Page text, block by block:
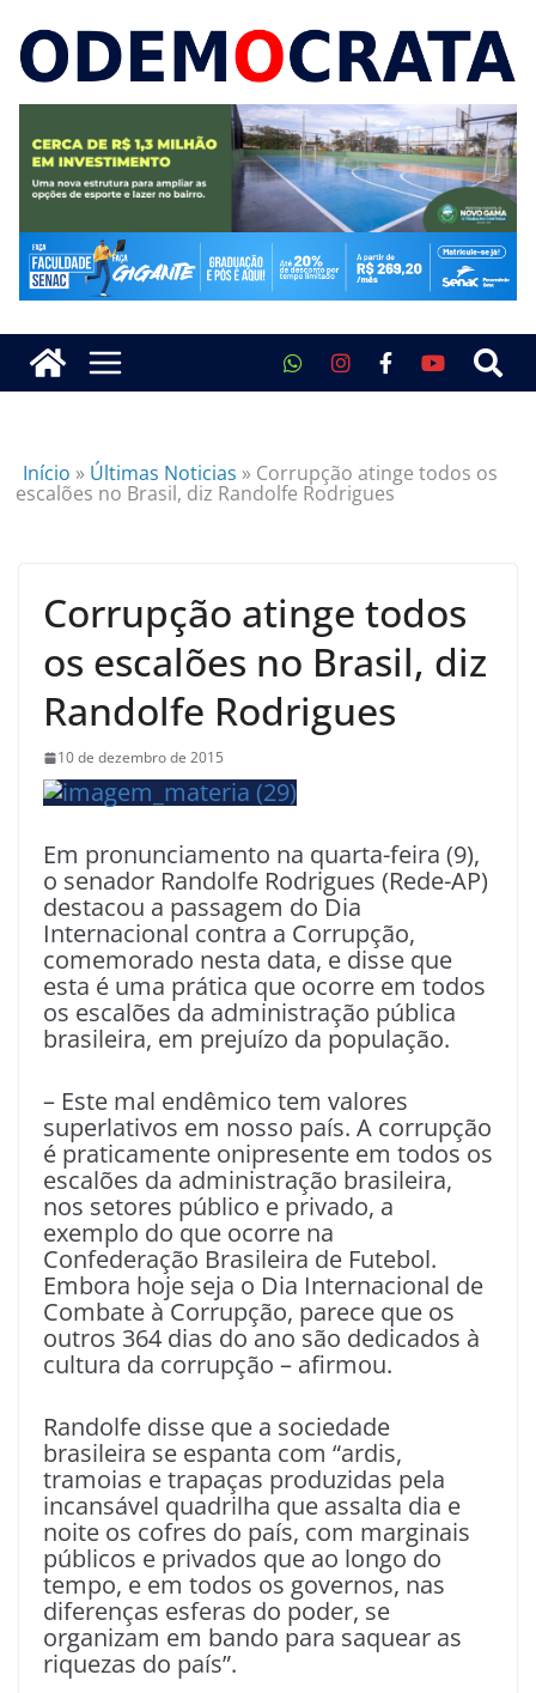
Início » Últimas Noticias » Corrupção atinge todos os
escalões no Brasil, diz Randolfe Rodrigues
Corrupção atinge todos
os escalões no Brasil, diz
Randolfe Rodrigues
10 de dezembro de 2015
Em pronunciamento na quarta-feira (9),
o senador Randolfe Rodrigues (Rede-AP)
destacou a passagem do Dia
Internacional contra a Corrupção,
comemorado nesta data, e disse que
esta é uma prática que ocorre em todos
os escalões da administração pública
brasileira, em prejuízo da população.
– Este mal endêmico tem valores
superlativos em nosso país. A corrupção
é praticamente onipresente em todos os
escalões da administração brasileira,
nos setores público e privado, a
exemplo do que ocorre na
Confederação Brasileira de Futebol.
Embora hoje seja o Dia Internacional de
Combate à Corrupção, parece que os
outros 364 dias do ano são dedicados à
cultura da corrupção – afirmou.
Randolfe disse que a sociedade
brasileira se espanta com “ardis,
tramoias e trapaças produzidas pela
incansável quadrilha que assalta dia e
noite os cofres do país, com marginais
públicos e privados que ao longo do
tempo, e em todos os governos, nas
diferenças esferas do poder, se
organizam em bando para saquear as
riquezas do país”.